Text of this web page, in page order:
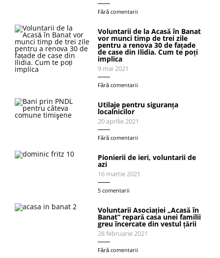
Fără comentarii
Voluntarii de la Acasă în Banat
vor munci timp de trei zile
pentru a renova 30 de fațade
de case din Ilidia. Cum te poți
implica
9 mai 2021
Fără comentarii
Utilaje pentru siguranța
localnicilor
20 aprilie 2021
Fără comentarii
Pionierii de ieri, voluntarii de
azi
16 martie 2021
5 comentarii
Voluntarii Asociației „Acasă în
Banat” repară casa unei familii
greu încercate din vestul țării
28 februarie 2021
Fără comentarii